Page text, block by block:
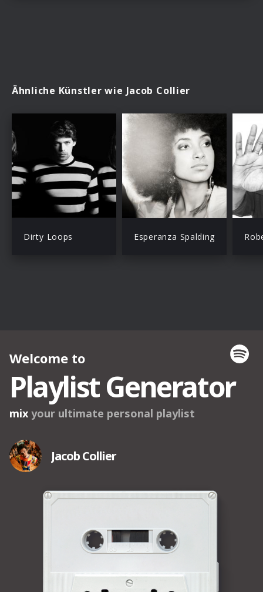
Ähnliche Künstler wie Jacob Collier
Dirty Loops Esperanza Spalding